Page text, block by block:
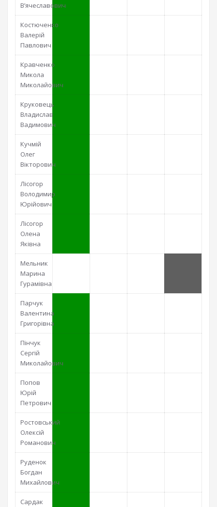
В’ячеславович
Костюченко
Валерій
Павлович
Кравченко
Микола
Миколайович
Круковець
Владислав
Вадимович
Кучмій
Олег
Вікторович
Лісогор
Володимир
Юрійович
Лісогор
Олена
Яківна
Мельник
Марина
Гурамівна
Парчук
Валентина
Григорівна
Пінчук
Сергій
Миколайович
Попов
Юрій
Петрович
Ростовський
Олексій
Романович
Руденок
Богдан
Михайлович
Сардак